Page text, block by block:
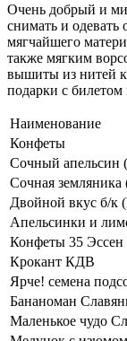
Очень добрый и
снимать и
мягчайшего
также мягким
вышиты из нитей
подарки с
Наименование
Конфеты
Сочный апельсин
Сочная
Двойной вкус б/к
Апельсинки и
Конфеты 35
Крокант КДВ
Ярче! семена
Бананоман
Маленькое чудо